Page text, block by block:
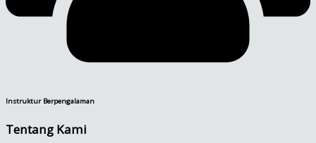
Instruktur Berpengalaman
Tentang Kami